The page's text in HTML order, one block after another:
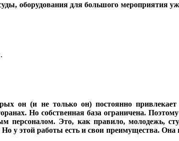
оборудования для большого мероприятия
он (и не только он) постоянно
Но собственная база ограничена.
персоналом. Это, как правило, молодежь,
у этой работы есть и свои преимущества. Она